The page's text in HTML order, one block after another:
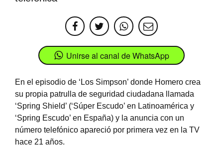
Unirse al canal de WhatsApp
En el episodio de ‘Los Simpson’ donde Homero crea
su propia patrulla de seguridad ciudadana llamada
‘Spring Shield’ (‘Súper Escudo’ en Latinoamérica y
‘Spring Escudo’ en España) y la anuncia con un
número telefónico apareció por primera vez en la TV
hace 21 años.